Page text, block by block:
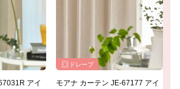
アイ
ドレープ
モアナ カーテン JE-67177 アイ